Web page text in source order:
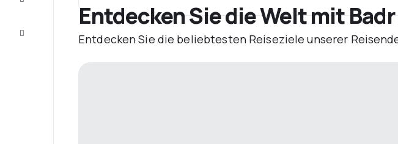
Kundenservice
Entdecken Sie die Welt mit
Entdecken Sie die beliebtesten Reiseziele unserer